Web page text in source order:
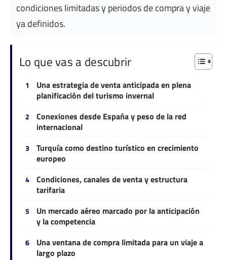
condiciones limitadas y periodos de compra y viaje
ya definidos.
Lo que vas a descubrir
Una estrategia de venta anticipada en plena
planificación del turismo invernal
Conexiones desde España y peso de la red
internacional
Turquía como destino turístico en crecimiento
europeo
Condiciones, canales de venta y estructura
tarifaria
Un mercado aéreo marcado por la anticipación
y la competencia
Una ventana de compra limitada para un viaje a
largo plazo